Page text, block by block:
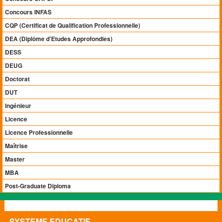
Concours INFAS
CQP (Certificat de Qualification Professionnelle)
DEA (Diplôme d'Etudes Approfondies)
DESS
DEUG
Doctorat
DUT
Ingénieur
Licence
Licence Professionnelle
Maîtrise
Master
MBA
Post-Graduate Diploma